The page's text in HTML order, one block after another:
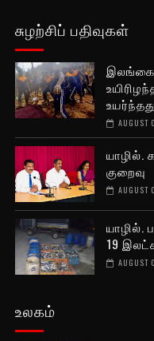
சுழற்சிப் பதிவுகள்
யாழில்.
குறைவு
யாழில்.
19
உலகம்